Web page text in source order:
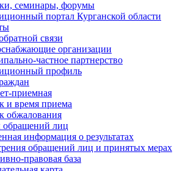
семинары, форумы
портал Курганской области
связи
организации
частное партнерство
профиль
приемная
и время приема
обжалования
лиц
информация о результатах
обращений лиц и принятых мерах
правовая база